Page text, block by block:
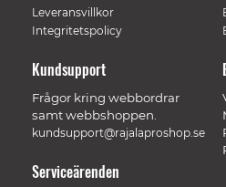
Leveransvillkor
Integritetspolicy
Kundsupport
Frågor kring webbordrar
samt webbshoppen.
kundsupport@rajalaproshop.se
Serviceärenden